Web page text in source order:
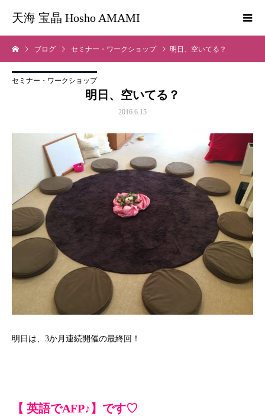
天海 宝晶 Hosho AMAMI
ブログ セミナー・ワークショップ 明日、空いてる？
セミナー・ワークショップ
明日、空いてる？
2016.6.15
明日は、3か月連続開催の最終回！
【 英語でAFP♪】です♡